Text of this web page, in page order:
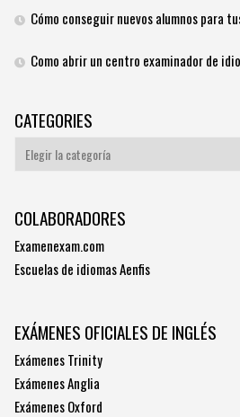
Cómo conseguir nuevos alumnos para
Como abrir un centro examinador de
CATEGORIES
Categories
COLABORADORES
Examenexam.com
Escuelas de idiomas Aenfis
EXÁMENES OFICIALES DE INGLÉS
Exámenes Trinity
Exámenes Anglia
Exámenes Oxford